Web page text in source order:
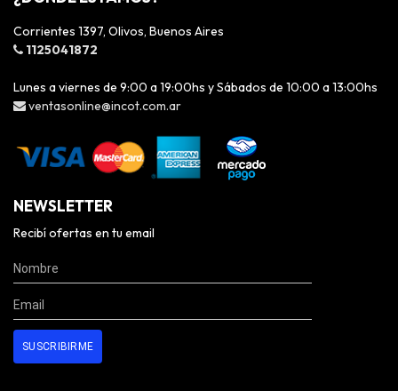
Corrientes 1397, Olivos, Buenos Aires
1125041872
Lunes a viernes de 9:00 a 19:00hs y Sábados de 10:00 a 13:00hs
ventasonline@incot.com.ar
NEWSLETTER
Recibí ofertas en tu email